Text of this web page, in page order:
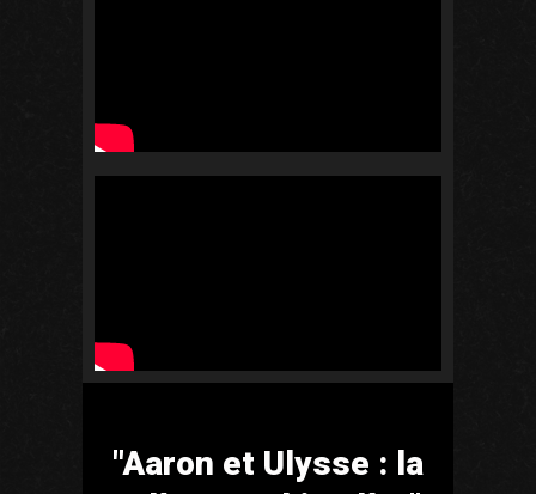
"Aaron et Ulysse : la